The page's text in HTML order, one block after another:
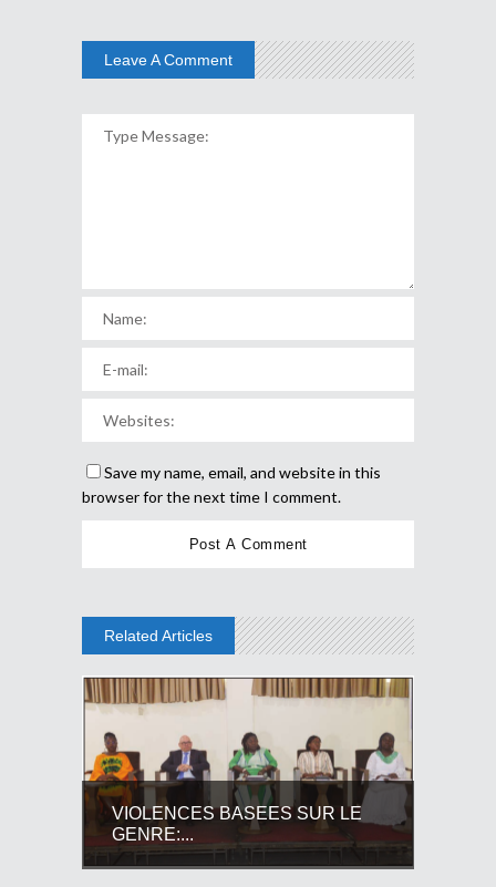
Leave A Comment
Save my name, email, and website in this
browser for the next time I comment.
Related Articles
VIOLENCES BASEES SUR LE
GENRE:...